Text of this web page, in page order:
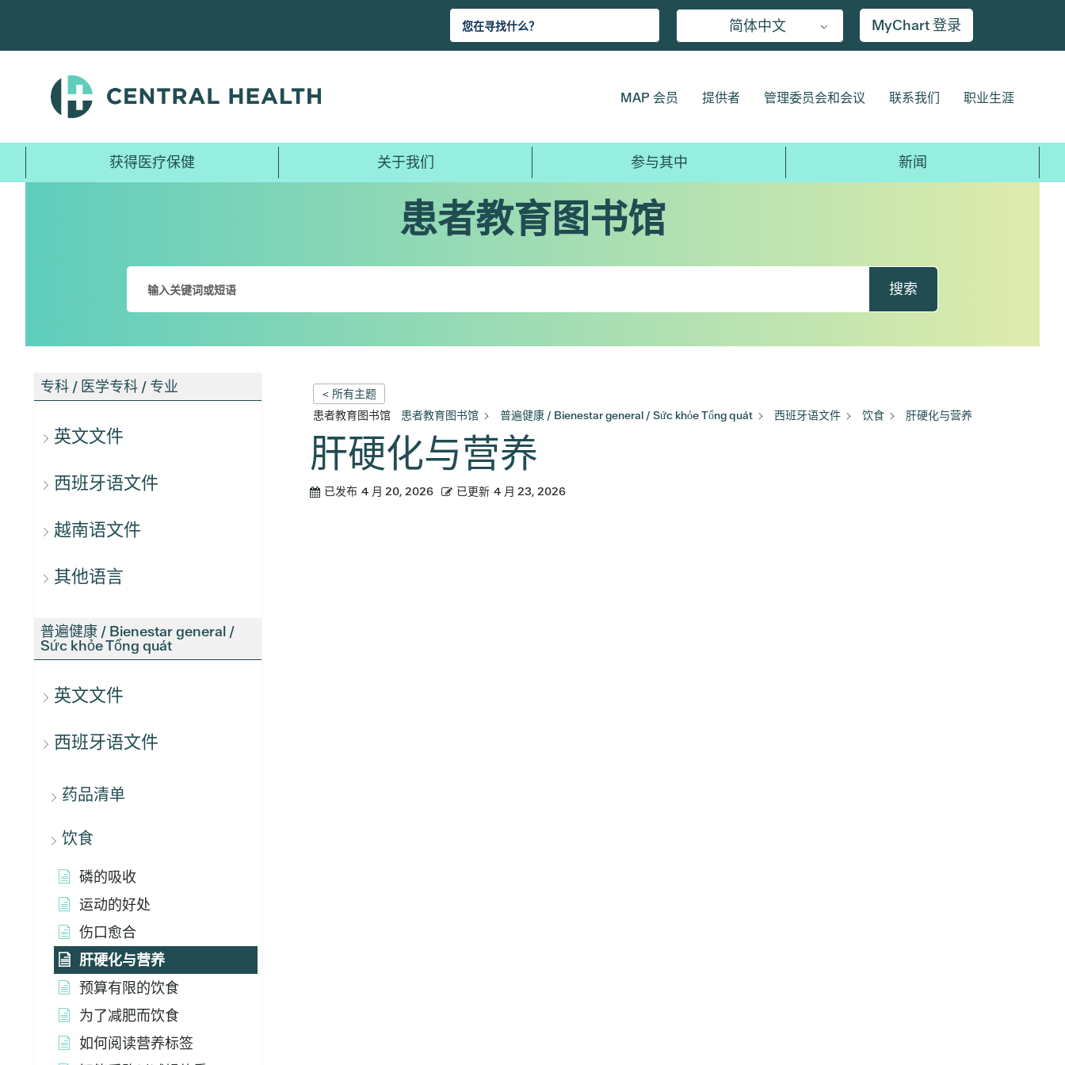
主
简体中文 MyChart 登录
MAP 会员 提供者 管理委员会和会议 联系我们 职业生涯
获得医疗保健 关于我们 参与其中 新闻
患者教育图书馆
搜索
专科 / 医学专科 / 专业
英文文件
西班牙语文件
越南语文件
其他语言
普遍健康 / Bienestar general /
Sức khỏe Tổng quát
英文文件
西班牙语文件
药品清单
饮食
磷的吸收
运动的好处
伤口愈合
肝硬化与营养
预算有限的饮食
为了减肥而饮食
如何阅读营养标签
< 所有主题
患者教育图书馆
患者教育图书馆 普遍健康 / Bienestar general / Sức khỏe Tổng quát 西班牙语文件 饮食 肝硬化与营养
肝硬化与营养
已发布 4 月 20, 2026 已更新 4 月 23, 2026